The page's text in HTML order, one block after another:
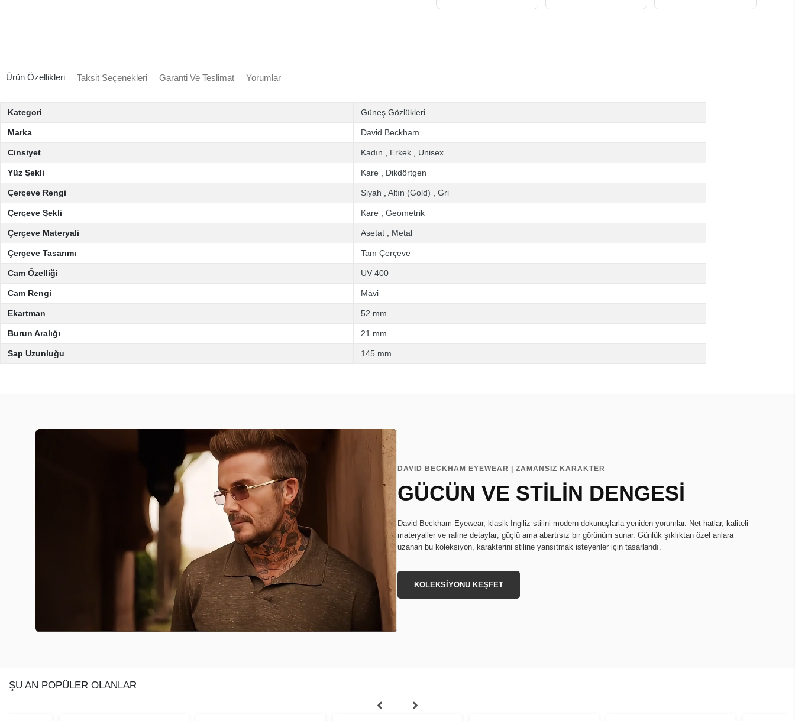
Ürün Özellikleri Taksit Seçenekleri Garanti Ve Teslimat Yorumlar
Kategori Güneş Gözlükleri
Marka David Beckham
Cinsiyet Kadın Erkek Unisex
Yüz Şekli Kare Dikdörtgen
Çerçeve Rengi Siyah Altın (Gold) Gri
Çerçeve Şekli Kare Geometrik
Çerçeve Materyali Asetat Metal
Çerçeve Tasarımı Tam Çerçeve
Cam Özelliği UV 400
Cam Rengi Mavi
Ekartman 52 mm
Burun Aralığı 21 mm
Sap Uzunluğu 145 mm
DAVID BECKHAM EYEWEAR | ZAMANSIZ KARAKTER
GÜCÜN VE STİLİN DENGESİ
David Beckham Eyewear, klasik İngiliz stilini modern dokunuşlarla yeniden yorumlar. Net hatlar, kaliteli
materyaller ve rafine detaylar; güçlü ama abartısız bir görünüm sunar. Günlük şıklıktan özel anlara
uzanan bu koleksiyon, karakterini stiline yansıtmak isteyenler için tasarlandı.
KOLEKSİYONU KEŞFET
ŞU AN POPÜLER OLANLAR